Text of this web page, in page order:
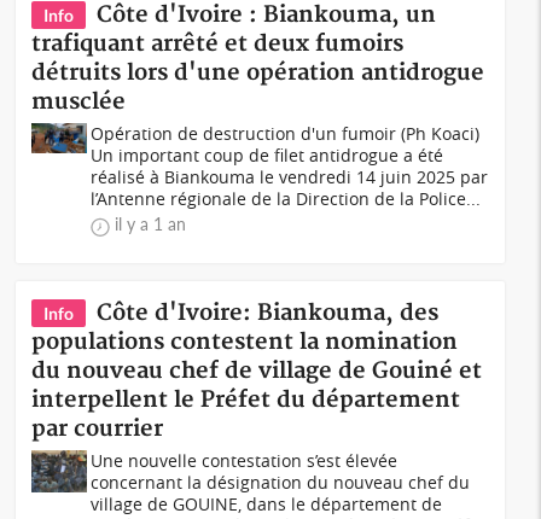
Info
Côte d'Ivoire : Biankouma, un
trafiquant arrêté et deux fumoirs
détruits lors d'une opération antidrogue
musclée
Opération de destruction d'un fumoir (Ph Koaci)
Un important coup de filet antidrogue a été
réalisé à Biankouma le vendredi 14 juin 2025 par
l’Antenne régionale de la Direction de la Police...
il y a 1 an
Info
Côte d'Ivoire: Biankouma, des
populations contestent la nomination
du nouveau chef de village de Gouiné et
interpellent le Préfet du département
par courrier
Une nouvelle contestation s’est élevée
concernant la désignation du nouveau chef du
village de GOUINE, dans le département de